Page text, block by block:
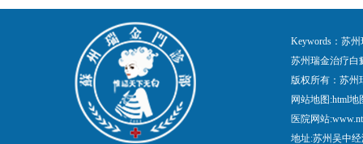
Keywords：苏
苏州瑞金治疗白
版权所有：苏
网站地图:html地
医院网站
地址:苏州吴中